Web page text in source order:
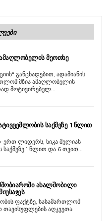
ᲛᲔᲝᲗᲮᲔ
განცხადებით, ადამიანის
მზია ამაღლობელის
მოტივირებულ...
ᲡᲐᲥᲛᲔᲖᲔ 1 ᲬᲚᲘᲗ
ერთ ლიდერს, ნიკა მელიას
1 წლით და 6 თვით...
ᲐᲮᲐᲚᲨᲝᲑᲘᲚᲘ
ფაქტზე, სასამართლომ
აღკვეთა